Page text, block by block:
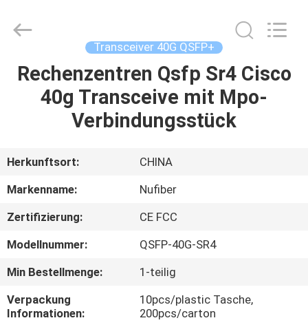
HAUS
PRODUKTE
ÜBER
UNS
FABRIK-
AUSFLUG
QUALITÄTSKONTROLLE
Technology
Co.,Ltd.
Developed
Transceiver 40G QSFP+
Rechenzentren Qsfp Sr4 Cisco
40g Transceive mit Mpo-
Verbindungsstück
Herkunftsort:
CHINA
Markenname:
Nufiber
Zertifizierung:
CE FCC
Modellnummer:
QSFP-40G-SR4
Min Bestellmenge:
1-teilig
Verpackung
Informationen:
10pcs/plastic Tasche,
200pcs/carton